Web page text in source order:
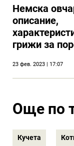
Немска
описание,
грижи за
23 фев. 2023 | 17:07
Още по
Кучета